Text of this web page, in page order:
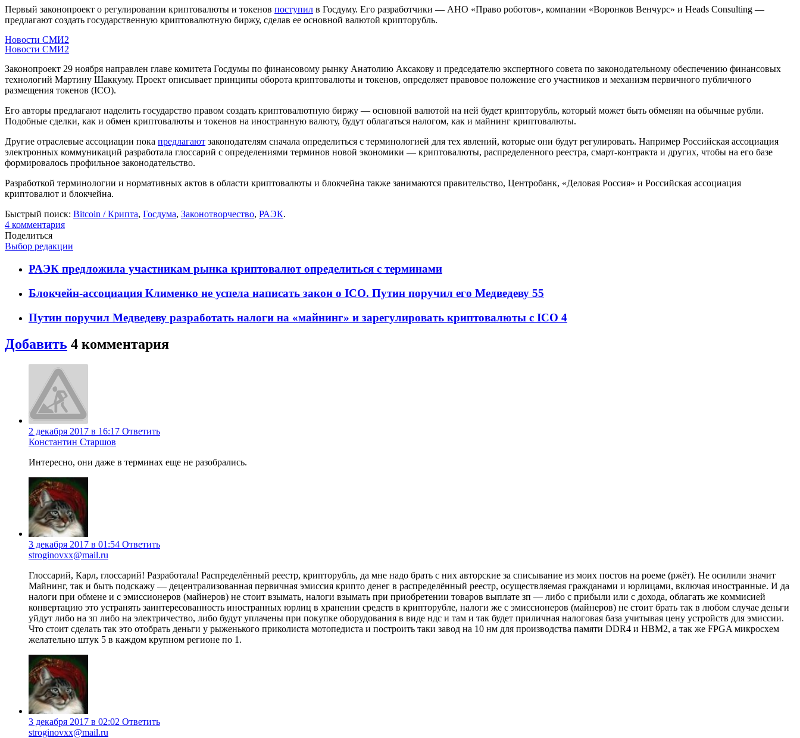
Первый законопроект о регулировании криптовалюты и токенов поступил в Госдуму. Его разработчики — АНО «Право роботов», компании «Воронков Венчурс» и Heads Consulting —
предлагают создать государственную криптовалютную биржу, сделав ее основной валютой крипторубль.
Новости СМИ2
Новости СМИ2
Законопроект 29 ноября направлен главе комитета Госдумы по финансовому рынку Анатолию Аксакову и председателю экспертного совета по законодательному обеспечению финансовых
технологий Мартину Шаккуму. Проект описывает принципы оборота криптовалюты и токенов, определяет правовое положение его участников и механизм первичного публичного
размещения токенов (ICO).
Его авторы предлагают наделить государство правом создать криптовалютную биржу — основной валютой на ней будет крипторубль, который может быть обменян на обычные рубли.
Подобные сделки, как и обмен криптовалюты и токенов на иностранную валюту, будут облагаться налогом, как и майнинг криптовалюты.
Другие отраслевые ассоциации пока предлагают законодателям сначала определиться с терминологией для тех явлений, которые они будут регулировать. Например Российская ассоциация
электронных коммуникаций разработала глоссарий с определениями терминов новой экономики — криптовалюты, распределенного реестра, смарт-контракта и других, чтобы на его базе
формировалось профильное законодательство.
Разработкой терминологии и нормативных актов в области криптовалюты и блокчейна также занимаются правительство, Центробанк, «Деловая Россия» и Российская ассоциация
криптовалют и блокчейна.
Быстрый поиск: Bitcoin / Крипта, Госдума, Законотворчество, РАЭК.
4 комментария
Поделиться
Выбор редакции
РАЭК предложила участникам рынка криптовалют определиться с терминами
Блокчейн-ассоциация Клименко не успела написать закон о ICO. Путин поручил его Медведеву 55
Путин поручил Медведеву разработать налоги на «майнинг» и зарегулировать криптовалюты с ICO 4
Добавить 4 комментария
2 декабря 2017 в 16:17 Ответить
Константин Старшов
Интересно, они даже в терминах еще не разобрались.
3 декабря 2017 в 01:54 Ответить
stroginovxx@mail.ru
Глоссарий, Карл, глоссарий! Разработала! Распределённый реестр, крипторубль, да мне надо брать с них авторские за списывание из моих постов на роеме (ржёт). Не осилили значит
Майнинг, так и быть подскажу — децентрализованная первичная эмиссия крипто денег в распределённый реестр, осуществляемая гражданами и юрлицами, включая иностранные. И да
налоги при обмене и с эмиссионеров (майнеров) не стоит взымать, налоги взымать при приобретении товаров выплате зп — либо с прибыли или с дохода, облагать же коммисией
конвертацию это устранять заинтересованность иностранных юрлиц в хранении средств в крипторубле, налоги же с эмиссионеров (майнеров) не стоит брать так в любом случае деньги
уйдут либо на зп либо на электричество, либо будут уплачены при покупке оборудования в виде ндс и там и так будет приличная налоговая база учитывая цену устройств для эмиссии.
Что стоит сделать так это отобрать деньги у рыженького приколиста мотопедиста и построить таки завод на 10 нм для производства памяти DDR4 и HBM2, а так же FPGA микросхем
желательно штук 5 в каждом крупном регионе по 1.
3 декабря 2017 в 02:02 Ответить
stroginovxx@mail.ru